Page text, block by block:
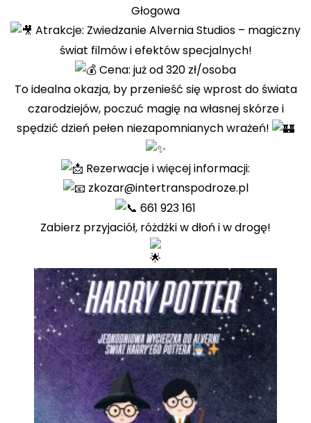
Głogowa
Atrakcje: Zwiedzanie Alvernia Studios – magiczny
świat filmów i efektów specjalnych!
Cena: już od 320 zł/osoba
To idealna okazja, by przenieść się wprost do świata
czarodziejów, poczuć magię na własnej skórze i
spędzić dzień pełen niezapomnianych wrażeń!
Rezerwacje i więcej informacji:
zkozar@intertranspodroze.pl
661 923 161
Zabierz przyjaciół, różdżki w dłoń i w drogę!